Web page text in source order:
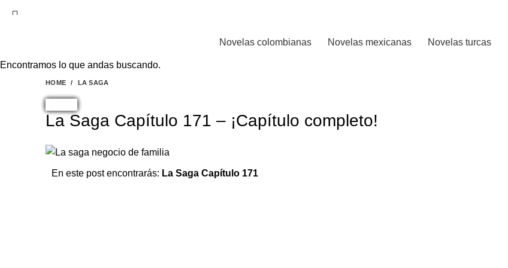
Novelas colombianas Novelas mexicanas Novelas turcas
HOME LA SAGA
LA SAGA
La Saga Capítulo 171 – ¡Capítulo completo!
En este post encontrarás: La Saga Capítulo 171
Encontramos lo que andas buscando.